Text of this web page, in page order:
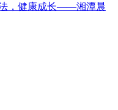
，健康成长——湘潭晨